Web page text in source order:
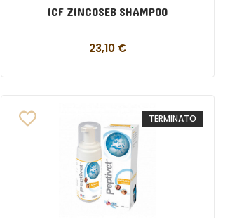
ICF ZINCOSEB SHAMPOO
23,10 €
TERMINATO